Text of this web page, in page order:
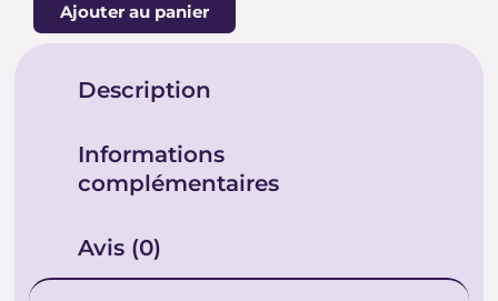
Ajouter au panier
Description
Informations
complémentaires
Avis (0)